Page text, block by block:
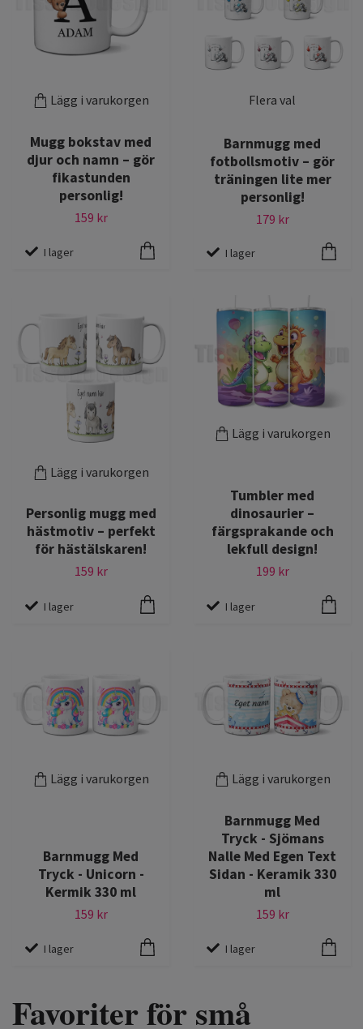
Lägg i varukorgen
Mugg bokstav med
djur och namn – gör
fikastunden
personlig!
159 kr
I lager
Flera val
Barnmugg med
fotbollsmotiv – gör
träningen lite mer
personlig!
179 kr
I lager
Lägg i varukorgen
Personlig mugg med
hästmotiv – perfekt
för hästälskaren!
159 kr
I lager
Lägg i varukorgen
Tumbler med
dinosaurier –
färgsprakande och
lekfull design!
199 kr
I lager
Lägg i varukorgen
Barnmugg Med
Tryck - Unicorn -
Kermik 330 ml
159 kr
I lager
Lägg i varukorgen
Barnmugg Med
Tryck - Sjömans
Nalle Med Egen Text
Sidan - Keramik 330
ml
159 kr
I lager
Favoriter för små